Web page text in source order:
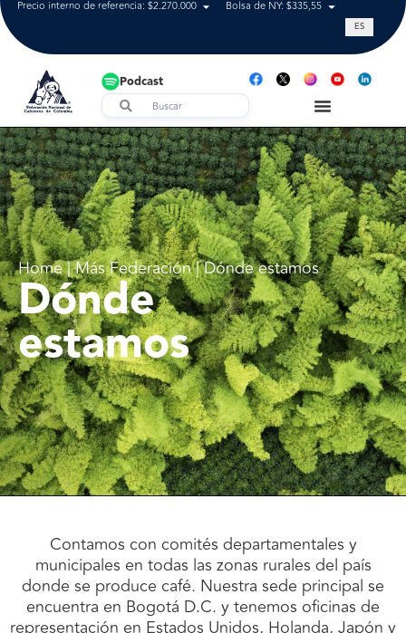
Precio interno de referencia: $2.270.000 Bolsa de NY: $335,55 Tasa de
ES
Podcast
Home | Más Federación | Dónde estamos
Dónde
estamos
Contamos con comités departamentales y
municipales en todas las zonas rurales del país
donde se produce café. Nuestra sede principal se
encuentra en Bogotá D.C. y tenemos oficinas de
representación en Estados Unidos, Holanda, Japón y